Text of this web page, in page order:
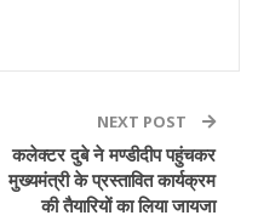
NEXT POST
कलेक्टर दुबे ने मण्डीदीप पहुंचकर
मुख्यमंत्री के प्रस्तावित कार्यक्रम
की तैयारियों का लिया जायजा